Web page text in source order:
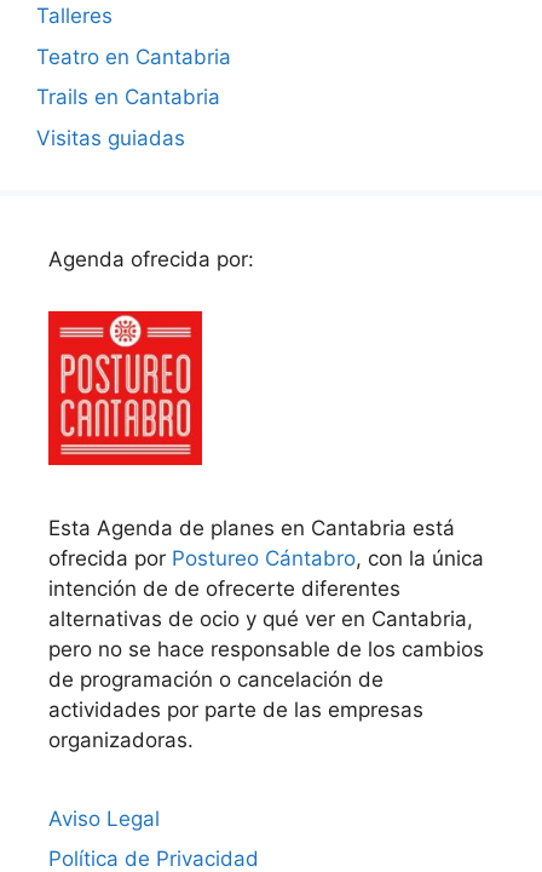
Talleres
Teatro en Cantabria
Trails en Cantabria
Visitas guiadas
Agenda ofrecida por:
Esta Agenda de planes en Cantabria está
ofrecida por Postureo Cántabro, con la única
intención de de ofrecerte diferentes
alternativas de ocio y qué ver en Cantabria,
pero no se hace responsable de los cambios
de programación o cancelación de
actividades por parte de las empresas
organizadoras.
Aviso Legal
Política de Privacidad